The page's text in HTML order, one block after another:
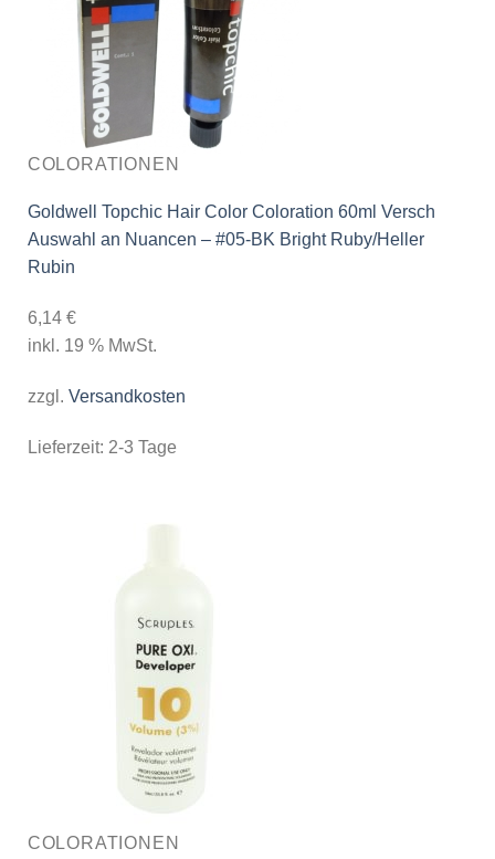
COLORATIONEN
Goldwell Topchic Hair Color Coloration 60ml Versch
Auswahl an Nuancen – #05-BK Bright Ruby/Heller
Rubin
6,14 €
inkl. 19 % MwSt.
zzgl. Versandkosten
Lieferzeit: 2-3 Tage
COLORATIONEN